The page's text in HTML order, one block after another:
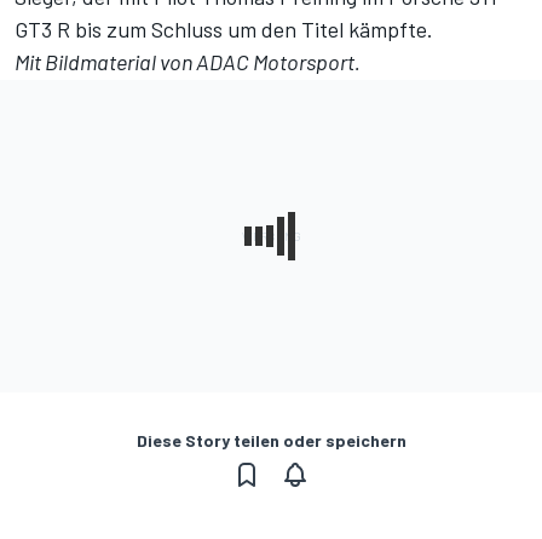
GT3 R bis zum Schluss um den Titel kämpfte.
Mit Bildmaterial von ADAC Motorsport.
Diese Story teilen oder speichern